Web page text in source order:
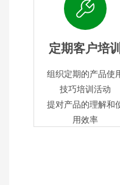
定期客户培训
组织定期的产品使
技巧培训活动
提对产品的理解和
用效率